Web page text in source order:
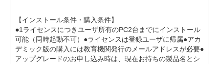
【インストール条件・購入条件】
●1ライセンスにつきユーザ所有のPC2台までにインストール
可能（同時起動不可）●ライセンスは登録ユーザに帰属●アカ
デミック版の購入には教育機関発行のメールアドレスが必要●
アップグレードのお申し込み時は、現在お持ちの製品名とシ